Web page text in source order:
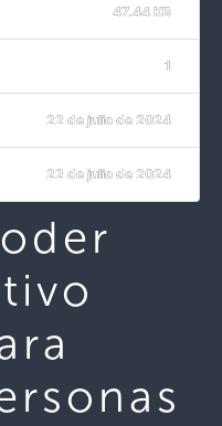
47.44 KB
1
22 de julio de 2024
22 de julio de 2024